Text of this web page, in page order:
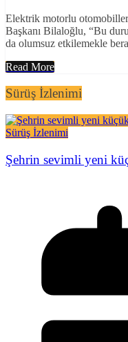
Elektrik motorlu
Başkanı Bilaloğlu, “Bu
da olumsuz etkilemekle
Read More
Sürüş İzlenimi
Sürüş İzlenimi
Şehrin sevimli yeni